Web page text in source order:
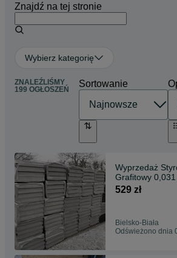
Znajdź na tej stronie
Wybierz kategorię
ZNALEŹLIŚMY
199 OGŁOSZEŃ
Sortowanie
Wyprzedaż
Grafitowy
najcieplejszy
529 zł
Bielsko-Biała
Odświeżono dnia